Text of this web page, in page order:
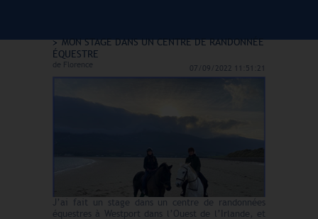
MON STAGE DANS UN CENTRE DE RANDONNÉE
ÉQUESTRE
de Florence 07/09/2022 11:51:21
J’ai fait un stage dans un centre de randonnées
équestres à Westport dans l’Ouest de l’Irlande, et